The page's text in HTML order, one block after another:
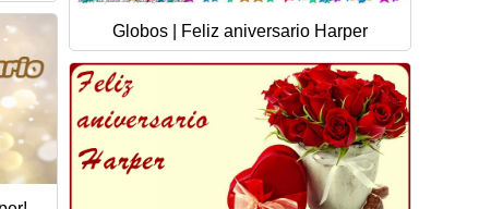
Globos | Feliz aniversario Harper